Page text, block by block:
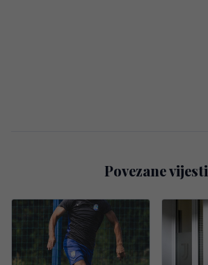
Povezane vijesti